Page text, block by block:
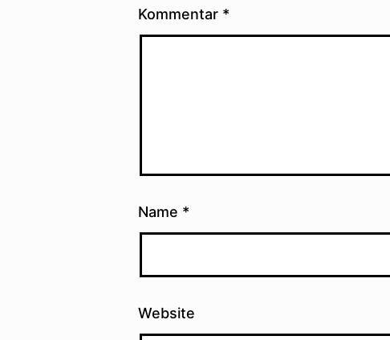
Kommentar *
Name *
Website